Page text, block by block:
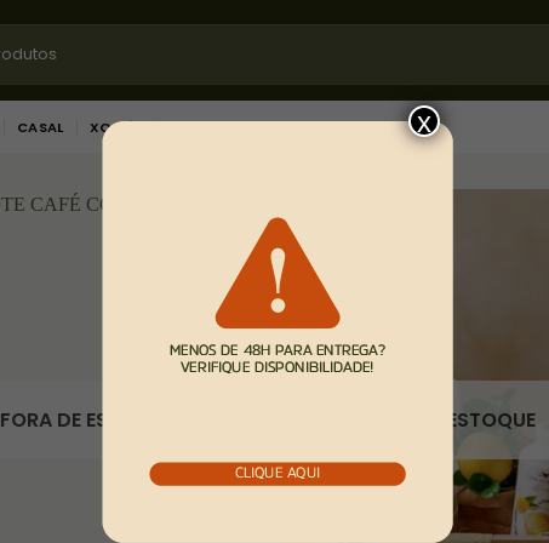
CASAL XODÓS CURSOS
FORA DE ESTOQUE FORA DE ESTOQUE
x